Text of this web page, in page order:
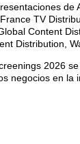
TV
Content
Distribution,
2026
negocios en la